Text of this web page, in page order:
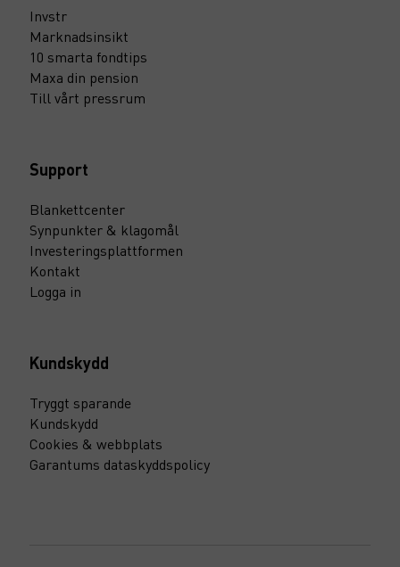
Invstr
Marknadsinsikt
10 smarta fondtips
Maxa din pension
Till vårt pressrum
Support
Blankettcenter
Synpunkter & klagomål
Investeringsplattformen
Kontakt
Logga in
Kundskydd
Tryggt sparande
Kundskydd
Cookies & webbplats
Garantums dataskyddspolicy